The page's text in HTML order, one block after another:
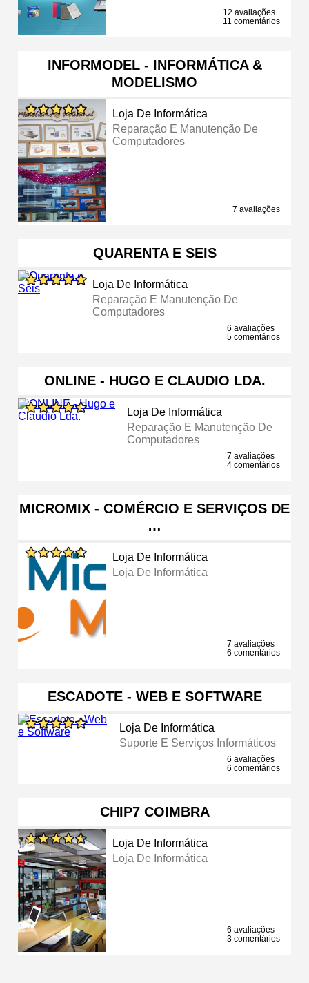
12 avaliações
11 comentários
INFORMODEL - INFORMÁTICA &
MODELISMO
Loja De Informática
Reparação E Manutenção De
Computadores
7 avaliações
QUARENTA E SEIS
Loja De Informática
Reparação E Manutenção De
Computadores
6 avaliações
5 comentários
ONLINE - HUGO E CLAUDIO LDA.
Loja De Informática
Reparação E Manutenção De
Computadores
7 avaliações
4 comentários
MICROMIX - COMÉRCIO E SERVIÇOS DE
…
Loja De Informática
Loja De Informática
7 avaliações
6 comentários
ESCADOTE - WEB E SOFTWARE
Loja De Informática
Suporte E Serviços Informáticos
6 avaliações
6 comentários
CHIP7 COIMBRA
Loja De Informática
Loja De Informática
6 avaliações
3 comentários